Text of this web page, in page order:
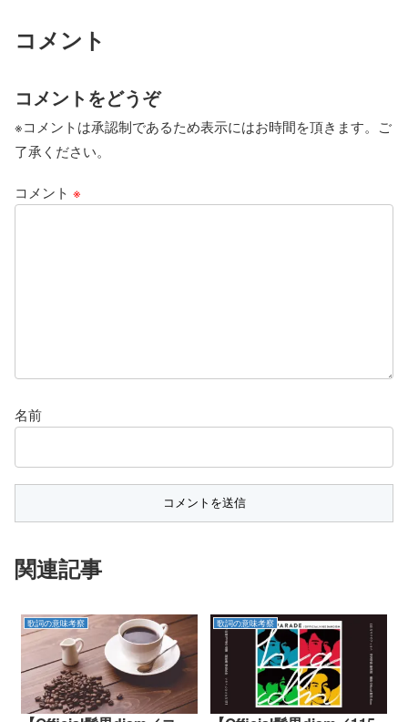
コメント
コメントをどうぞ
※コメントは承認制であるため表示にはお時間を頂きます。ご
了承ください。
コメント ※
名前
関連記事
歌詞の意味考察 歌詞の意味考察